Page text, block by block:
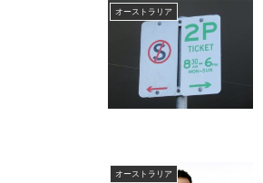
オーストラリア
オーストラリア